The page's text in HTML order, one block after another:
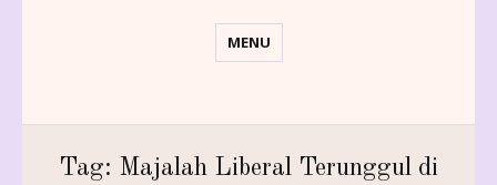
MENU
Tag: Majalah Liberal Terunggul di